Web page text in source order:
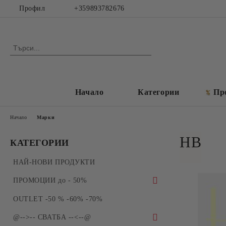
Профил +359893782676
Начало Категории
КАТЕГОРИИ
НАЙ-НОВИ ПРОДУКТИ
ПРОМОЦИИ до - 50%
ПРОМОЦИИ - Силиконови молдове и
OUTLET -50 % -60% -70%
@-->-- СВАТБА --<--@
Начало Марки
HB